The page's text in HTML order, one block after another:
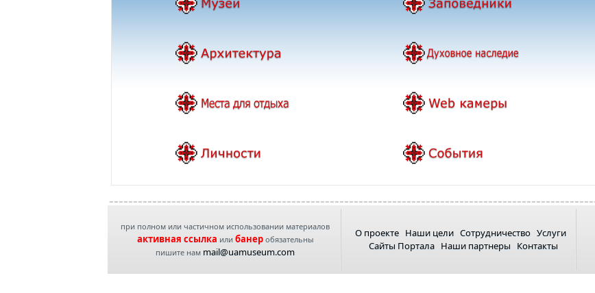
при полном или частичном использовании материалов
активная ссылка или банеробязательны
пишите нам mail@uamuseum.com
О проекте Наши цели Сотрудничество Услуги
Сайты Портала Наши партнеры Контакты